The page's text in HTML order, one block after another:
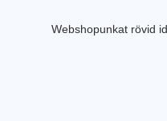
Webshopunkat rövid